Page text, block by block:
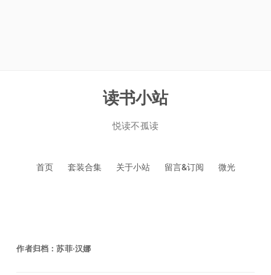
读书小站
悦读不孤读
首页 套装合集 关于小站 留言&订阅 微光
作者归档：苏菲·汉娜